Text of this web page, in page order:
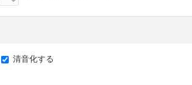
清音化する